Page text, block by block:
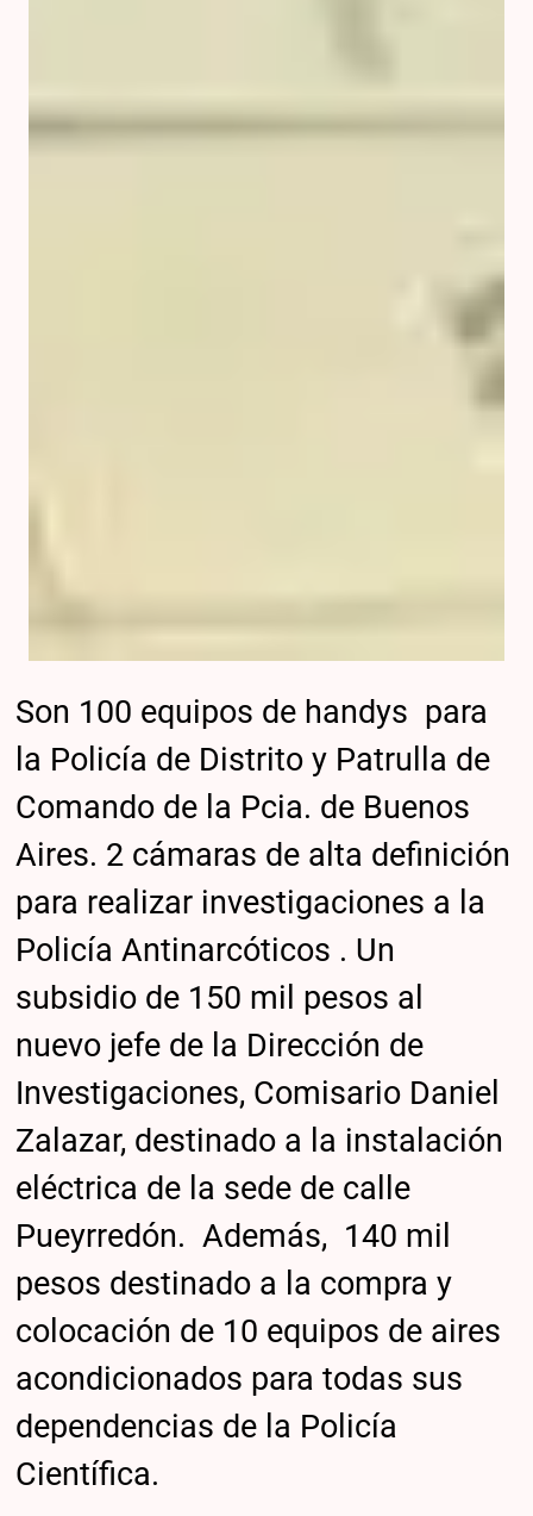
Son 100 equipos de handys para
la Policía de Distrito y Patrulla de
Comando de la Pcia. de Buenos
Aires. 2 cámaras de alta definición
para realizar investigaciones a la
Policía Antinarcóticos . Un
subsidio de 150 mil pesos al
nuevo jefe de la Dirección de
Investigaciones, Comisario Daniel
Zalazar, destinado a la instalación
eléctrica de la sede de calle
Pueyrredón. Además, 140 mil
pesos destinado a la compra y
colocación de 10 equipos de aires
acondicionados para todas sus
dependencias de la Policía
Científica.